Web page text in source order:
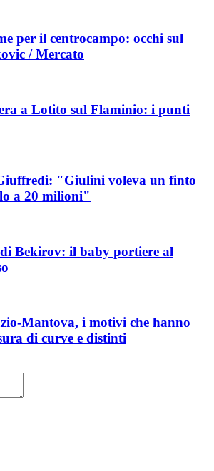
per il centrocampo: occhi sul
/ Mercato
a Lotito sul Flaminio: i punti
"Giulini voleva un finto
a 20 milioni"
Bekirov: il baby portiere al
Mantova, i motivi che hanno
di curve e distinti